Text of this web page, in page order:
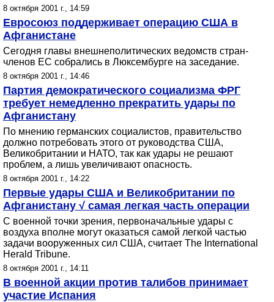
8 октября 2001 г., 14:59
Евросоюз поддерживает операцию США в
Афганистане
Сегодня главы внешнеполитических ведомств стран-
членов ЕС собрались в Люксембурге на заседание.
8 октября 2001 г., 14:46
Партия демократического социализма ФРГ
требует немедленно прекратить удары по
Афганистану
По мнению германских социалистов, правительство
должно потребовать этого от руководства США,
Великобритании и НАТО, так как удары не решают
проблем, а лишь увеличивают опасность.
8 октября 2001 г., 14:22
Первые удары США и Великобритании по
Афганистану √ самая легкая часть операции
С военной точки зрения, первоначальные удары с
воздуха вполне могут оказаться самой легкой частью
задачи вооруженных сил США, считает The International
Herald Tribune.
8 октября 2001 г., 14:11
В военной акции против талибов принимает
участие Испания